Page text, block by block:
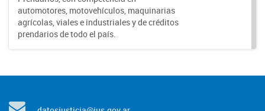
automotores, motovehículos, maquinarias
agrícolas, viales e industriales y de créditos
prendarios de todo el país.